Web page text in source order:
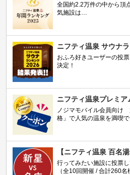
全国約2.2万件の中から頂
気施設は…
ニフティ温泉 サウナ
おふろ好きユーザーの投
決定！
ニフティ温泉プレミア
ノジマモバイル会員向け
格」で人気の温泉を満喫で
【ニフティ温泉 百名湯
行ってみたい施設に投票
（全10回開催 / 合計260名